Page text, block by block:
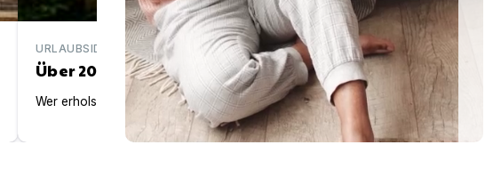
URLAUBSIDEEN MIT HUND
Über 200 eingezäunte Ferienhäuser: Für den perfekten
Wer erholsame Urlaubstage mit Hund plant, findet auf top-hundeurlaub.de eine